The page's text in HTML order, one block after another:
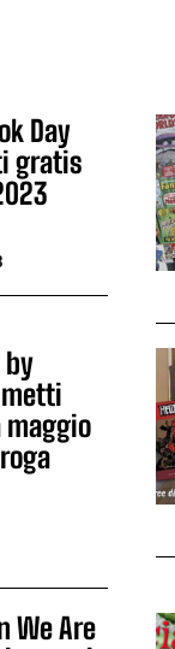
Day
gratis
by
We Are